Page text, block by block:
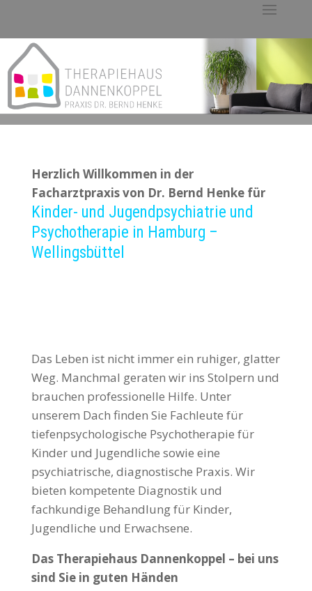
Herzlich Willkommen in der
Facharztpraxis von Dr. Bernd Henke für
Kinder- und Jugendpsychiatrie und
Psychotherapie in Hamburg –
Wellingsbüttel
Das Leben ist nicht immer ein ruhiger, glatter
Weg. Manchmal geraten wir ins Stolpern und
brauchen professionelle Hilfe. Unter
unserem Dach finden Sie Fachleute für
tiefenpsychologische Psychotherapie für
Kinder und Jugendliche sowie eine
psychiatrische, diagnostische Praxis. Wir
bieten kompetente Diagnostik und
fachkundige Behandlung für Kinder,
Jugendliche und Erwachsene.
Das Therapiehaus Dannenkoppel – bei uns
sind Sie in guten Händen